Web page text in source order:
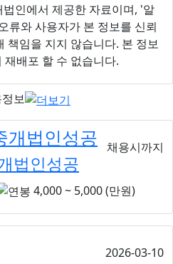
인에서 제공한 자료이며, '알
류와 사용자가 본 정보를 신뢰
책임을 지지 않습니다. 본 정보
배포 할 수 없습니다.
보
개법인성공
법인성공
채용시까지
4,000 ~ 5,000 (만원)
2026-03-10